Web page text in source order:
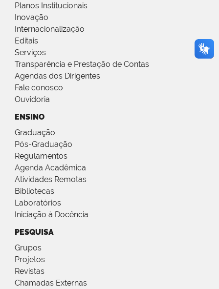
Planos Institucionais
Inovação
Internacionalização
Editais
Serviços
Transparência e Prestação de Contas
Agendas dos Dirigentes
Fale conosco
Ouvidoria
ENSINO
Graduação
Pós-Graduação
Regulamentos
Agenda Acadêmica
Atividades Remotas
Bibliotecas
Laboratórios
Iniciação à Docência
PESQUISA
Grupos
Projetos
Revistas
Chamadas Externas